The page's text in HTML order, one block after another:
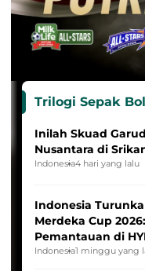
Trilogi Sepak
Inilah Skuad
Nusantara di
Indonesia4 hari yang lalu
Indonesia
Merdeka Cup
Pemantauan di
League
Indonesia1 minggu yang